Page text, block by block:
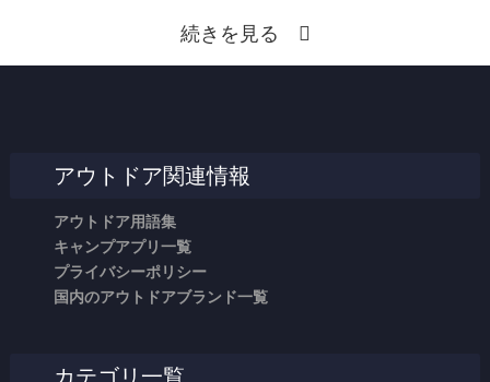
続きを見る
アウトドア関連情報
アウトドア用語集
キャンプアプリ一覧
プライバシーポリシー
国内のアウトドアブランド一覧
カテゴリ一覧